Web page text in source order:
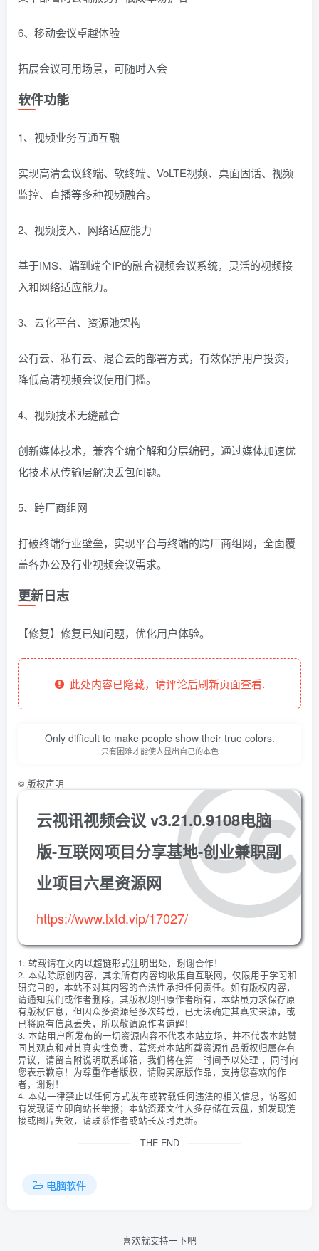
6、移动会议卓越体验
拓展会议可用场景，可随时入会
软件功能
1、视频业务互通互融
实现高清会议终端、软终端、VoLTE视频、桌面固话、视频
监控、直播等多种视频融合。
2、视频接入、网络适应能力
基于IMS、端到端全IP的融合视频会议系统，灵活的视频接
入和网络适应能力。
3、云化平台、资源池架构
公有云、私有云、混合云的部署方式，有效保护用户投资，
降低高清视频会议使用门槛。
4、视频技术无缝融合
创新媒体技术，兼容全编全解和分层编码，通过媒体加速优
化技术从传输层解决丢包问题。
5、跨厂商组网
打破终端行业壁垒，实现平台与终端的跨厂商组网，全面覆
盖各办公及行业视频会议需求。
更新日志
【修复】修复已知问题，优化用户体验。
此处内容已隐藏，请评论后刷新页面查看.
Only difficult to make people show their true colors.
只有困难才能使人显出自己的本色
© 版权声明
云视讯视频会议 v3.21.0.9108电脑
版-互联网项目分享基地-创业兼职副
业项目六星资源网
https://www.lxtd.vip/17027/
1. 转载请在文内以超链形式注明出处，谢谢合作！
2. 本站除原创内容，其余所有内容均收集自互联网，仅限用于学习和
研究目的，本站不对其内容的合法性承担任何责任。如有版权内容，
请通知我们或作者删除，其版权均归原作者所有，本站虽力求保存原
有版权信息，但因众多资源经多次转载，已无法确定其真实来源，或
已将原有信息丢失，所以敬请原作者谅解！
3. 本站用户所发布的一切资源内容不代表本站立场，并不代表本站赞
同其观点和对其真实性负责，若您对本站所载资源作品版权归属存有
异议，请留言附说明联系邮箱，我们将在第一时间予以处理 ，同时向
您表示歉意！为尊重作者版权，请购买原版作品，支持您喜欢的作
者，谢谢！
4. 本站一律禁止以任何方式发布或转载任何违法的相关信息，访客如
有发现请立即向站长举报；本站资源文件大多存储在云盘，如发现链
接或图片失效，请联系作者或站长及时更新。
THE END
电脑软件
喜欢就支持一下吧